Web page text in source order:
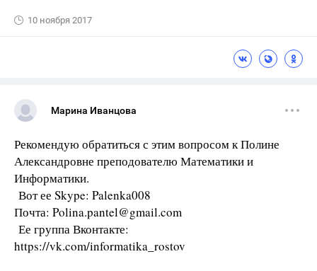
10 ноября 2017
Марина Иванцова
Рекомендую обратиться с этим вопросом к Полине
Александровне преподователю Математики и
Информатики.
Вот ее Skype: Palenka008
Почта: Polina.pantel@gmail.com
Ее группа Вконтакте:
https://vk.com/informatika_rostov